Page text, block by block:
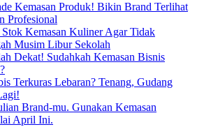
Kemasan Produk! Bikin Brand Terlihat
Profesional
Kemasan Kuliner Agar Tidak
Musim Libur Sekolah
Dekat! Sudahkah Kemasan Bisnis
Terkuras Lebaran? Tenang, Gudang
Brand-mu. Gunakan Kemasan
April Ini.